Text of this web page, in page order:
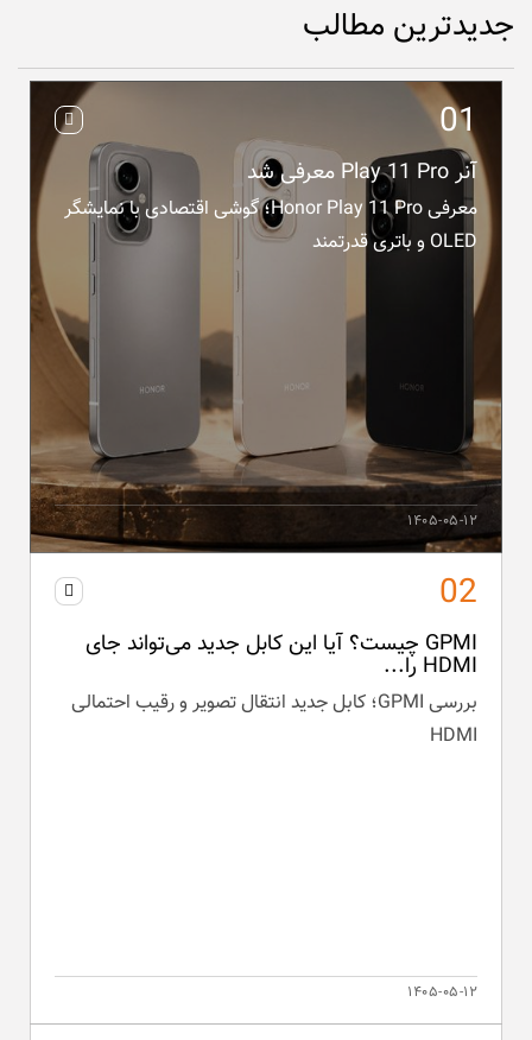
جدیدترین مطالب
آنر Play 11 Pro معرفی شد
معرفی Honor Play 11 Pro؛ گوشی اقتصادی با نمایشگر
OLED و باتری قدرتمند
۱۴۰۵-۰۵-۱۲
GPMI چیست؟ آیا این کابل جدید می‌تواند جای
HDMI را...
بررسی GPMI؛ کابل جدید انتقال تصویر و رقیب احتمالی
HDMI
۱۴۰۵-۰۵-۱۲